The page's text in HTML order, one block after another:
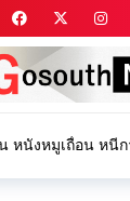
หนังหมูเถื่อน หนี